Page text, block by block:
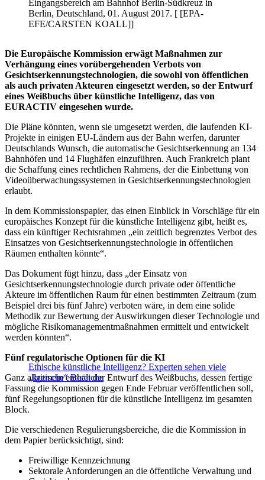
Eingangsbereich am Bahnhof Berlin-Südkreuz in
Berlin, Deutschland, 01. August 2017. [ [EPA-
EFE/CARSTEN KOALL]]
Die Europäische Kommission erwägt Maßnahmen zur
Verhängung eines vorübergehenden Verbots von
Gesichtserkennungstechnologien, die sowohl von öffentlichen
als auch privaten Akteuren eingesetzt werden, so der Entwurf
eines Weißbuchs über künstliche Intelligenz, das von
EURACTIV eingesehen wurde.
Die Pläne könnten, wenn sie umgesetzt werden, die laufenden KI-
Projekte in einigen EU-Ländern aus der Bahn werfen, darunter
Deutschlands Wunsch, die automatische Gesichtserkennung an 134
Bahnhöfen und 14 Flughäfen einzuführen. Auch Frankreich plant
die Schaffung eines rechtlichen Rahmens, der die Einbettung von
Videoüberwachungssystemen in Gesichtserkennungstechnologien
erlaubt.
In dem Kommissionspapier, das einen Einblick in Vorschläge für ein
europäisches Konzept für die künstliche Intelligenz gibt, heißt es,
dass ein künftiger Rechtsrahmen „ein zeitlich begrenztes Verbot des
Einsatzes von Gesichtserkennungstechnologie in öffentlichen
Räumen enthalten könnte“.
Das Dokument fügt hinzu, dass „der Einsatz von
Gesichtserkennungstechnologie durch private oder öffentliche
Akteure im öffentlichen Raum für einen bestimmten Zeitraum (zum
Beispiel drei bis fünf Jahre) verboten wäre, in dem eine solide
Methodik zur Bewertung der Auswirkungen dieser Technologie und
mögliche Risikomanagementmaßnahmen ermittelt und entwickelt
werden könnten“.
Ethische künstliche Intelligenz? Experten sehen viele
„kritische“ Bereiche
Fünf regulatorische Optionen für die KI
Ganz allgemein enthält der Entwurf des Weißbuchs, dessen fertige
Fassung die Kommission gegen Ende Februar veröffentlichen soll,
fünf Regelungsoptionen für die künstliche Intelligenz im gesamten
Block.
Die verschiedenen Regulierungsbereiche, die die Kommission in
dem Papier berücksichtigt, sind:
Freiwillige Kennzeichnung
Sektorale Anforderungen an die öffentliche Verwaltung und